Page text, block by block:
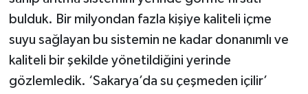
bulduk. Bir milyondan fazla kişiye kaliteli içme
suyu sağlayan bu sistemin ne kadar donanımlı ve
kaliteli bir şekilde yönetildiğini yerinde
gözlemledik. ‘Sakarya’da su çeşmeden içilir’